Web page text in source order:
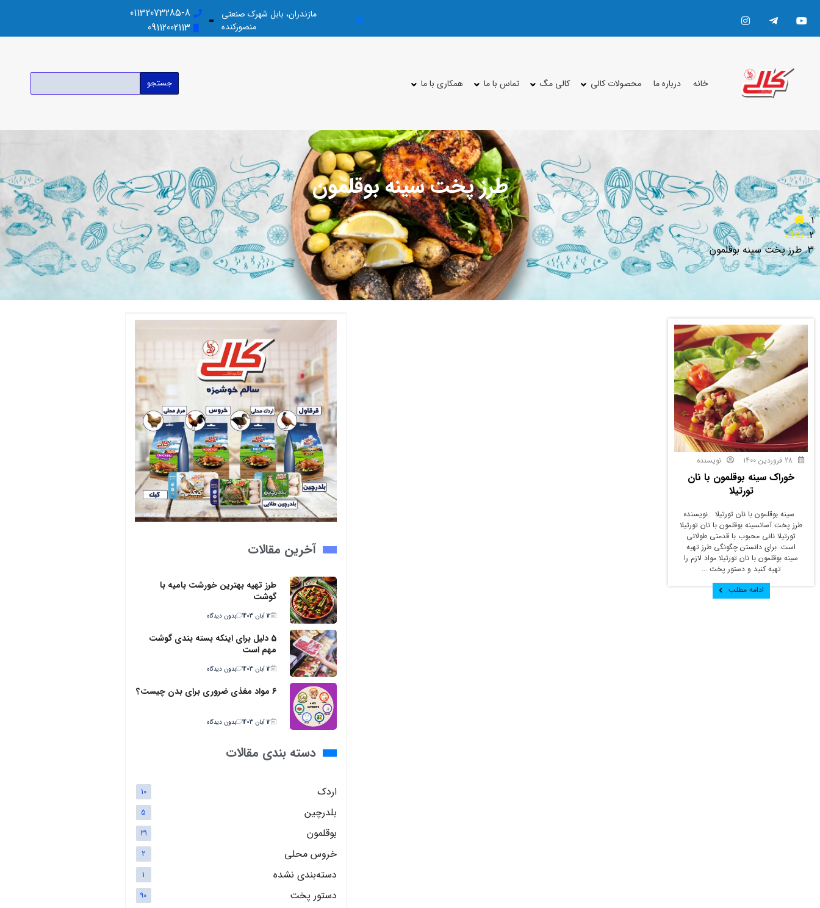
مازندران، بابل شهرک صنعتی
منصورکنده
01132073285-8
09112002113
خانه درباره ما محصولات کالی کالی مگ تماس با ما همکاری با ما جستجو
طرز پخت سینه بوقلمون
بلاگ
طرز پخت سینه بوقلمون
نویسنده
خوراک سینه بوقلمون با نان
تورتیلا
سینه بوقلمون با نان تورتیلا نویسنده
طرز پخت آسانسینه بوقلمون با نان تورتیلا
تورتیلا نانی محبوب با قدمتی طولانی
است. برای دانستن چگونگی طرز تهیه
سینه بوقلمون با نان تورتیلا مواد لازم را
تهیه کنید و دستور پخت ...
ادامه مطلب
آخرین مقالات
طرز تهیه بهترین خورشت بامیه با
گوشت
12 آبان 1403 بدون دیدگاه
5 دلیل برای اینکه بسته بندی گوشت
مهم است
12 آبان 1403 بدون دیدگاه
6 مواد مغذی ضروری برای بدن چیست؟
12 آبان 1403 بدون دیدگاه
دسته بندی مقالات
اردک 10
بلدرچین 5
بوقلمون 31
خروس محلی 2
دسته‌بندی نشده 1
دستور پخت 90